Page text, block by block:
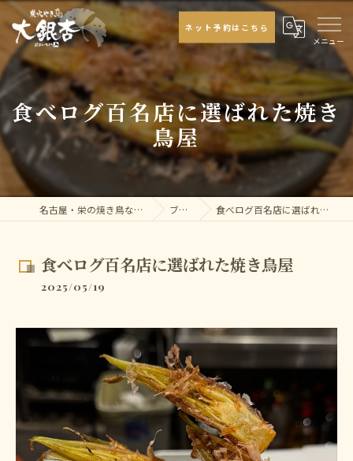
ネット予約はこちら
食べログ百名店に選ばれた焼き
鳥屋
名古屋・栄の焼き鳥なら大銀杏 ブログ 食べログ百名店に選ばれた焼き鳥屋
食べログ百名店に選ばれた焼き鳥屋
2025/05/19